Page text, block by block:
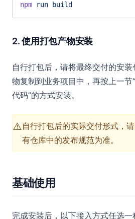
npm run build
2. 使用打包产物安装
自行打包后，请将最终交付的安
物复制到业务项目中，再按上一
代码”的方式安装。
⚠️ 自行打包后的实际交付形式，
有仓库中的发布规范为准。
基础使用
完成安装后，以下接入方式任选一